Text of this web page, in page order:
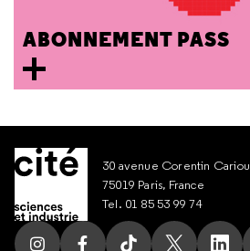
ABONNEMENT PASS
30 avenue Corentin Cariou
75019 Paris, France
Tel. 01 85 53 99 74